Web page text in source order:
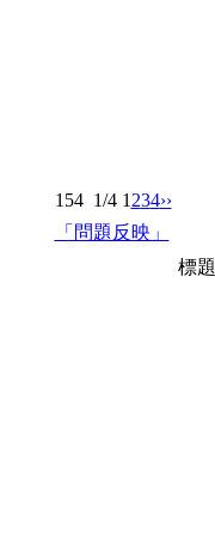
154 1/4 1 234››
「問題反映」
標題